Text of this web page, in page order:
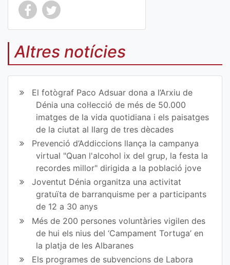
Co
mp
art
ir
en
Fa
ce
bo
ok
Co
mp
art
ir
en
Tw
itt
er
Altres notícies
El fotògraf Paco Adsuar dona a l’Arxiu de
Dénia una col·lecció de més de 50.000
imatges de la vida quotidiana i els paisatges
de la ciutat al llarg de tres dècades
Prevenció d’Addiccions llança la campanya
virtual "Quan l'alcohol ix del grup, la festa la
recordes millor" dirigida a la població jove
Joventut Dénia organitza una activitat
gratuïta de barranquisme per a participants
de 12 a 30 anys
Més de 200 persones voluntàries vigilen des
de hui els nius del ‘Campament Tortuga’ en
la platja de les Albaranes
Els programes de subvencions de Labora